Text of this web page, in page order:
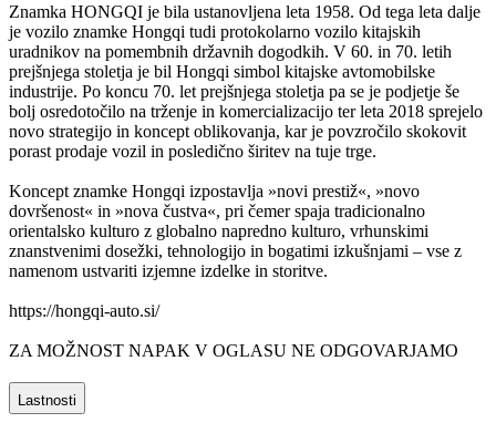
Znamka HONGQI je bila ustanovljena leta 1958. Od tega leta dalje
je vozilo znamke Hongqi tudi protokolarno vozilo kitajskih
uradnikov na pomembnih državnih dogodkih. V 60. in 70. letih
prejšnjega stoletja je bil Hongqi simbol kitajske avtomobilske
industrije. Po koncu 70. let prejšnjega stoletja pa se je podjetje še
bolj osredotočilo na trženje in komercializacijo ter leta 2018 sprejelo
novo strategijo in koncept oblikovanja, kar je povzročilo skokovit
porast prodaje vozil in posledično širitev na tuje trge.
Koncept znamke Hongqi izpostavlja »novi prestiž«, »novo
dovršenost« in »nova čustva«, pri čemer spaja tradicionalno
orientalsko kulturo z globalno napredno kulturo, vrhunskimi
znanstvenimi dosežki, tehnologijo in bogatimi izkušnjami – vse z
namenom ustvariti izjemne izdelke in storitve.
https://hongqi-auto.si/
ZA MOŽNOST NAPAK V OGLASU NE ODGOVARJAMO
Lastnosti